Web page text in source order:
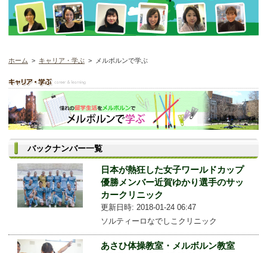
ホーム > キャリア・学ぶ > メルボルンで学ぶ
バックナンバー一覧
日本が熱狂した女子ワールドカップ
優勝メンバー近賀ゆかり選手のサッ
カークリニック
更新日時: 2018-01-24 06:47
ソルティーロなでしこクリニック
あさひ体操教室・メルボルン教室